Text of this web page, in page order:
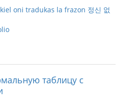
oni tradukas la frazon 정신 없
таблицу с